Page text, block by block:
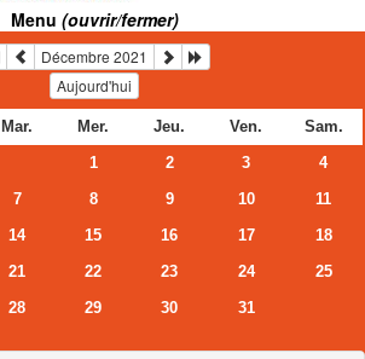
Menu (ouvrir/fermer)
Décembre 2021
Aujourd'hui
Mar. Mer. Jeu. Ven.
Sam.
1 2 3
4
7 8 9 10
11
14 15 16 17
18
21 22 23 24
25
28 29 30 31